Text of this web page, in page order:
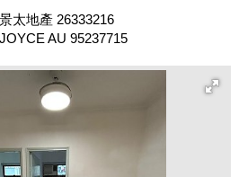
景太地產 26333216
JOYCE AU 95237715